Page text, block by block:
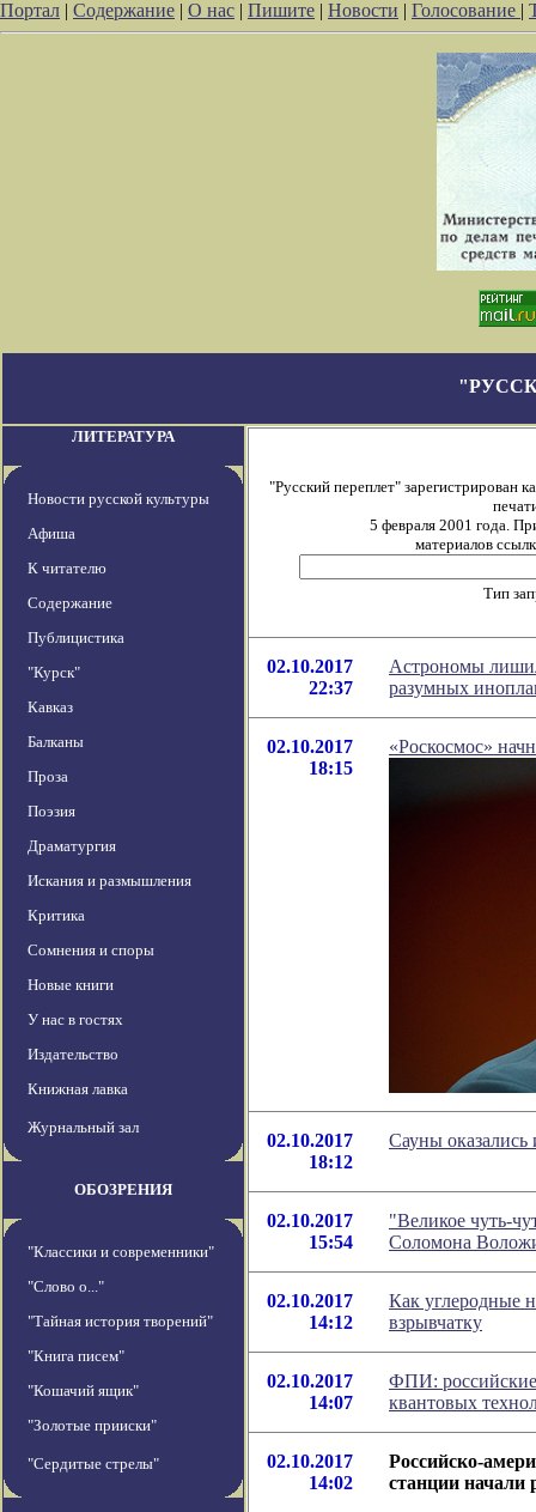
Портал | Содержание | О нас | Пишите | Новости | Голосование |
ЛИТЕРАТУРА
Новости русской культуры
Афиша
К читателю
Содержание
Публицистика
"Курск"
Кавказ
Балканы
Проза
Поэзия
Драматургия
Искания и размышления
Критика
Сомнения и споры
Новые книги
У нас в гостях
Издательство
Книжная лавка
Журнальный зал
ОБОЗРЕНИЯ
"Классики и современники"
"Слово о..."
"Тайная история творений"
"Книга писем"
"Кошачий ящик"
"Золотые прииски"
"Сердитые стрелы"
"Русский переплет" зарегистрирован
5 февраля 2001 года.
материалов
Тип
02.10.2017
22:37
Астрономы
разумных
02.10.2017
18:15
«Роскосмос»
02.10.2017
18:12
Сауны оказались
02.10.2017
15:54
"Великое чуть-
Соломона
02.10.2017
14:12
Как углеродные
взрывчатку
02.10.2017
14:07
ФПИ: российские
квантовых
02.10.2017
14:02
Российско-
станции начали